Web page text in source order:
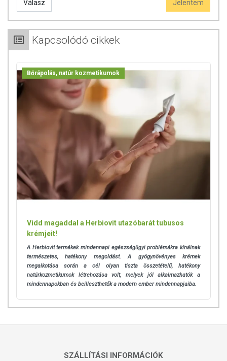
Válasz Jelentem
Kapcsolódó cikkek
Bőrápolás, natúr kozmetikumok
Vidd magaddal a Herbiovit utazóbarát tubusos
krémjeit!
A Herbiovit termékek mindennapi egészségügyi problémákra kínálnak
természetes, hatékony megoldást. A gyógynövényes krémek
megalkotása során a cél olyan tiszta összetételű, hatékony
natúrkozmetikumok létrehozása volt, melyek jól alkalmazhatók a
mindennapokban és beilleszthetők a modern ember mindennapjaiba.
SZÁLLÍTÁSI INFORMÁCIÓK